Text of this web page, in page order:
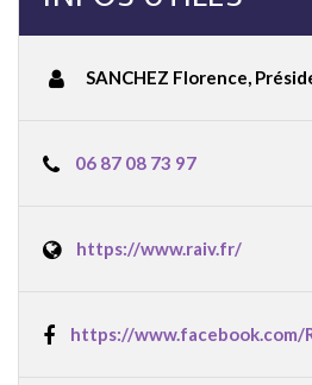
SANCHEZ Florence,
06 87 08 73 97
https://www.raiv.fr/
https://